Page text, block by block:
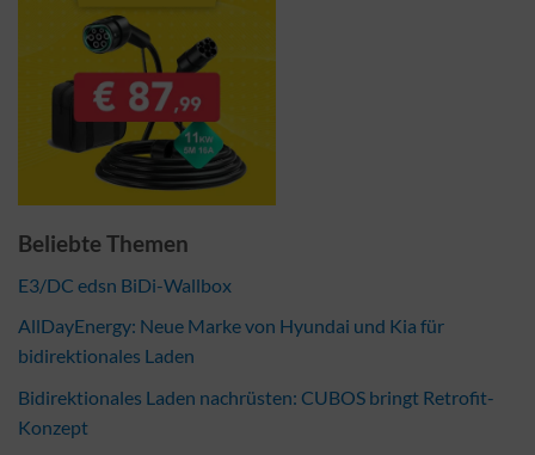
Beliebte Themen
E3/DC edsn BiDi-Wallbox
AllDayEnergy: Neue Marke von Hyundai und Kia für
bidirektionales Laden
Bidirektionales Laden nachrüsten: CUBOS bringt Retrofit-
Konzept